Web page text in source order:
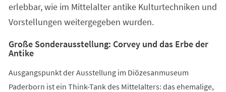
erlebbar, wie im Mittelalter antike Kulturtechniken und
Vorstellungen weitergegeben wurden.
Große Sonderausstellung: Corvey und das Erbe der
Antike
Ausgangspunkt der Ausstellung im Diözesanmuseum
Paderborn ist ein Think-Tank des Mittelalters: das ehemalige,